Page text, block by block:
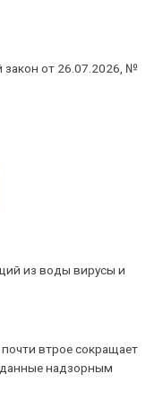
закон от 26.07.2026, №
из воды вирусы и
втрое сокращает
данные надзорным